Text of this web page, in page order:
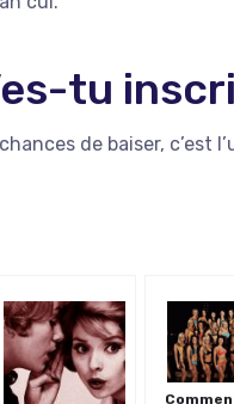
tu
de baiser, c’est